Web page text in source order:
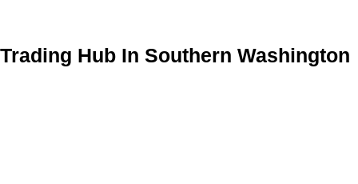
Trading Hub In Southern Washington